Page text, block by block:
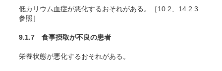
低カリウム血症が悪化するおそれがある。［10.2、14.2.3
参照］
9.1.7 食事摂取が不良の患者
栄養状態が悪化するおそれがある。